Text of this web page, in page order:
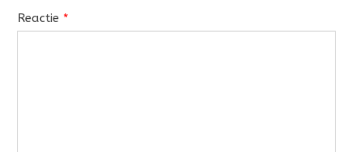
Reactie *